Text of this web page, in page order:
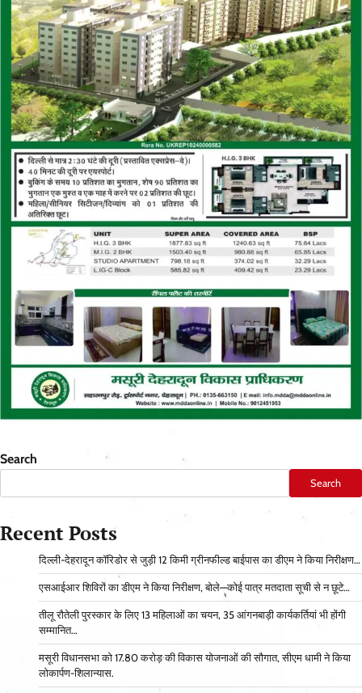
Search
Search
Recent Posts
दिल्ली-देहरादून कॉरिडोर से जुड़ी 12 किमी ग्रीनफील्ड बाईपास का डीएम ने किया निरीक्षण…
एसआईआर शिविरों का डीएम ने किया निरीक्षण, बोले—कोई पात्र मतदाता सूची से न छूटे…
तीलू रौतेली पुरस्कार के लिए 13 महिलाओं का चयन, 35 आंगनबाड़ी कार्यकर्तियां भी होंगी
सम्मानित…
मसूरी विधानसभा को 17.80 करोड़ की विकास योजनाओं की सौगात, सीएम धामी ने किया
लोकार्पण-शिलान्यास.